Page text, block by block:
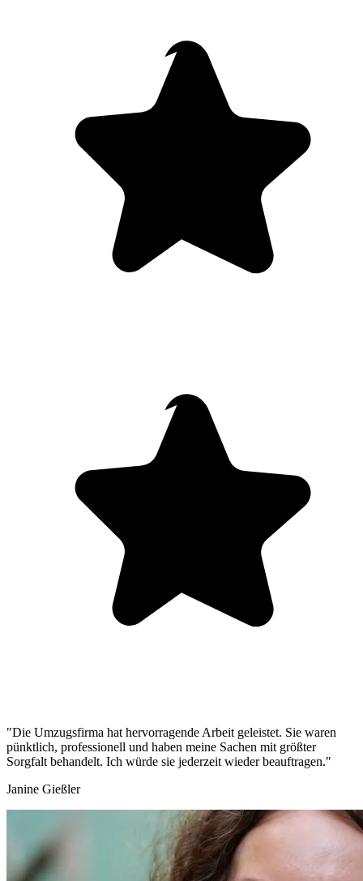
"Die Umzugsfirma hat hervorragende Arbeit geleistet. Sie waren
pünktlich, professionell und haben meine Sachen mit größter
Sorgfalt behandelt. Ich würde sie jederzeit wieder beauftragen."
Janine Gießler